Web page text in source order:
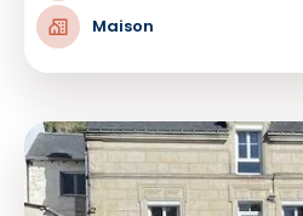
Maison